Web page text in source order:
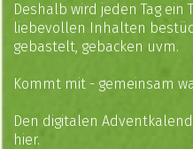
Deshalb wird jeden Tag ein
liebevollen Inhalten
gebastelt, gebacken uvm.⁠
Kommt mit - gemeinsam
Den digitalen
hier.